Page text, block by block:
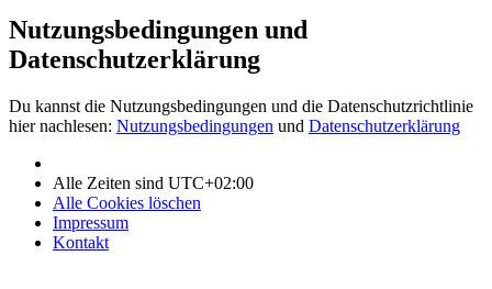
Nutzungsbedingungen und
Datenschutzerklärung
Du kannst die Nutzungsbedingungen und die Datenschutzrichtlinie
hier nachlesen: Nutzungsbedingungen und Datenschutzerklärung
Alle Zeiten sind UTC+02:00
Alle Cookies löschen
Impressum
Kontakt